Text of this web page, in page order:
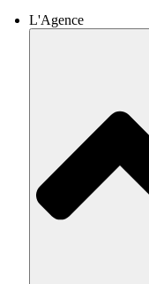
L'Agence